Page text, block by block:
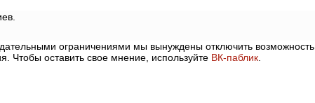
ограничениями мы вынуждены отключить возможность
Чтобы оставить свое мнение, используйте ВК-паблик